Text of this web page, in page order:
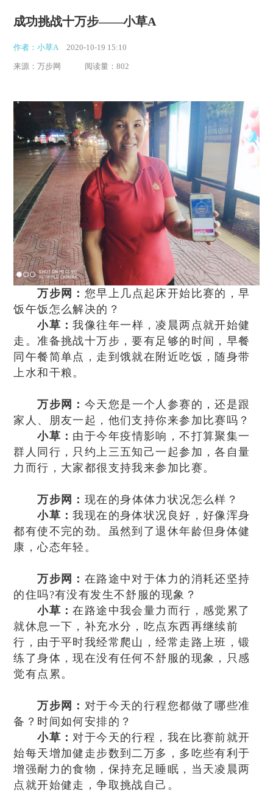
成功挑战十万步——小草A
作者：小草A 2020-10-19 15:10
来源：万步网 阅读量：802
万步网： 您早上几点起床开始比赛的，早
饭午饭怎么解决的？
小草：我像往年一样，凌晨两点就开始健
走。准备挑战十万步，要有足够的时间，早餐
同午餐简单点，走到饿就在附近吃饭，随身带
上水和干粮。
万步网： 今天您是一个人参赛的，还是跟
家人、朋友一起，他们支持你来参加比赛吗？
小草： 由于今年疫情影响，不打算聚集一
群人同行，只约上三五知己一起参加，各自量
力而行，大家都很支持我来参加比赛。
万步网： 现在的身体体力状况怎么样？
小草：我现在的身体状况良好，好像浑身
都有使不完的劲。虽然到了退休年龄但身体健
康，心态年轻。
万步网： 在路途中对于体力的消耗还坚持
的住吗?有没有发生不舒服的现象？
小草：在路途中我会量力而行，感觉累了
就休息一下，补充水分，吃点东西再继续前
行，由于平时我经常爬山，经常走路上班，锻
练了身体，现在没有任何不舒服的现象，只感
觉有点累。
万步网： 对于今天的行程您都做了哪些准
备？时间如何安排的？
小草：对于今天的行程，我在比赛前就开
始每天增加健走步数到二万多，多吃些有利于
增强耐力的食物，保持充足睡眠，当天凌晨两
点就开始健走，争取挑战自己。